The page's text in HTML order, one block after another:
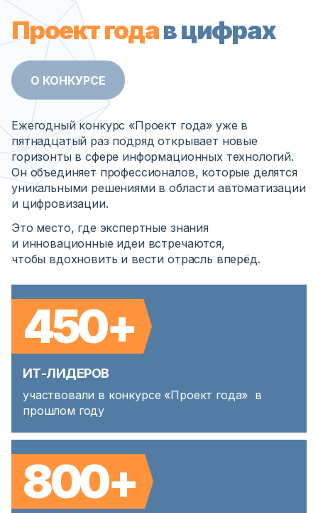
Проект годав цифрах
О КОНКУРСЕ
Ежегодный конкурс «Проект года» уже в
пятнадцатый раз подряд открывает новые
горизонты в сфере информационных технологий.
Он объединяет профессионалов, которые делятся
уникальными решениями в области автоматизации
и цифровизации.
Это место, где экспертные знания
и инновационные идеи встречаются,
чтобы вдохновить и вести отрасль вперёд.
450+
ИТ-ЛИДЕРОВ
участвовали в конкурсе «Проект года» в
прошлом году
800+